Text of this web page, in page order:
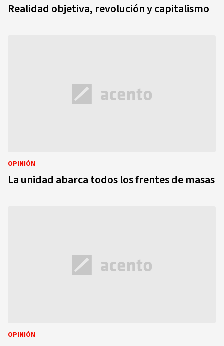
Realidad objetiva, revolución y capitalismo
OPINIÓN
La unidad abarca todos los frentes de masas
OPINIÓN